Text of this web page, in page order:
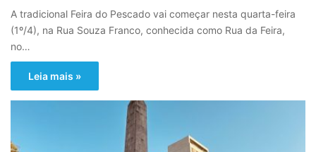
A tradicional Feira do Pescado vai começar nesta quarta-feira
(1º/4), na Rua Souza Franco, conhecida como Rua da Feira,
no…
Leia mais »